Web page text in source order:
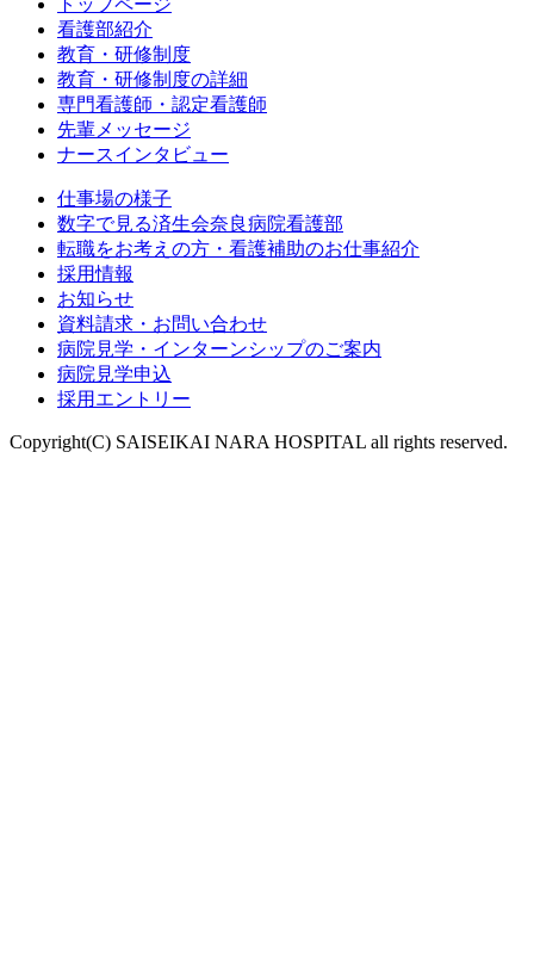
看護部紹介
教育・研修制度
教育・研修制度の詳細
専門看護師・認定看護師
先輩メッセージ
ナースインタビュー
仕事場の様子
数字で見る済生会奈良病院看護部
転職をお考えの方・看護補助のお仕事紹介
採用情報
お知らせ
資料請求・お問い合わせ
病院見学・インターンシップのご案内
病院見学申込
採用エントリー
Copyright(C) SAISEIKAI NARA HOSPITAL all rights reserved.